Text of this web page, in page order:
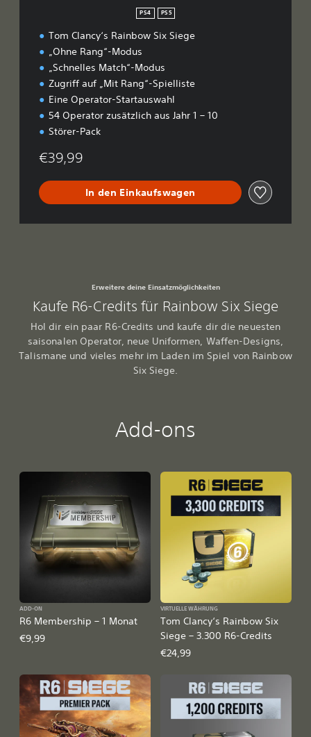
PS4 PS5
Tom Clancy‘s Rainbow Six Siege
„Ohne Rang“-Modus
„Schnelles Match“-Modus
Zugriff auf „Mit Rang“-Spielliste
Eine Operator-Startauswahl
54 Operator zusätzlich aus Jahr 1 – 10
Störer-Pack
€39,99
In den Einkaufswagen
Erweitere deine Einsatzmöglichkeiten
Kaufe R6-Credits für Rainbow Six Siege
Hol dir ein paar R6-Credits und kaufe dir die neuesten
saisonalen Operator, neue Uniformen, Waffen-Designs,
Talismane und vieles mehr im Laden im Spiel von Rainbow
Six Siege.
Add-ons
R6 Membership – 1 Monat
ADD-ON
€9,99
Tom Clancy‘s Rainbow Six
Siege – 3.300 R6-Credits
VIRTUELLE WÄHRUNG
€24,99